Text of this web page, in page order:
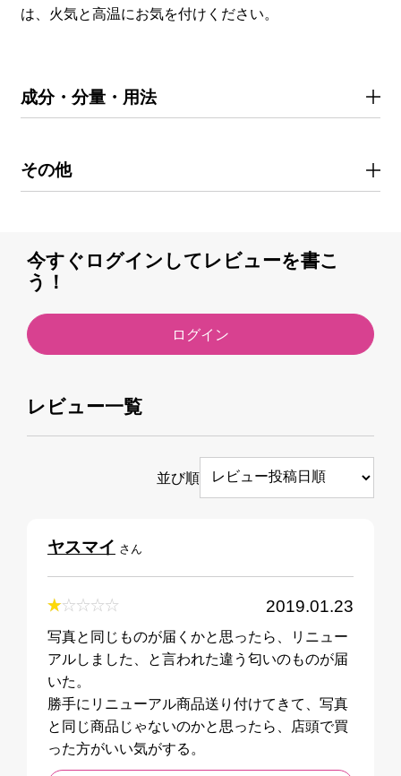
は、火気と高温にお気を付けください。
成分・分量・用法
その他
今すぐログインしてレビューを書こ
う！
ログイン
レビュー一覧
並び順
ヤスマイ さん
2019.01.23
写真と同じものが届くかと思ったら、リニュー
アルしました、と言われた違う匂いのものが届
いた。
勝手にリニューアル商品送り付けてきて、写真
と同じ商品じゃないのかと思ったら、店頭で買
った方がいい気がする。